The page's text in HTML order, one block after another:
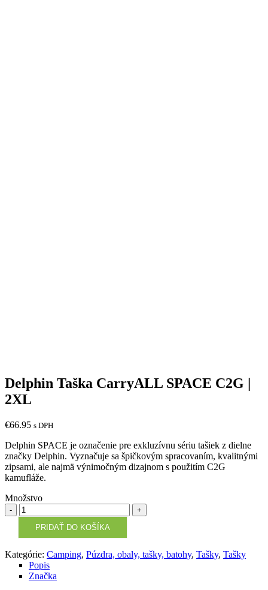
Delphin Taška CarryALL SPACE C2G |
2XL
€66.95 s DPH
Delphin SPACE je označenie pre exkluzívnu sériu tašiek z dielne
značky Delphin. Vyznačuje sa špičkovým spracovaním, kvalitnými
zipsami, ale najmä výnimočným dizajnom s použitím C2G
kamufláže.
Množstvo
Množstvo
PRIDAŤ DO KOŠÍKA
Kategórie: Camping, Púzdra, obaly, tašky, batohy, Tašky, Tašky
Popis
Značka